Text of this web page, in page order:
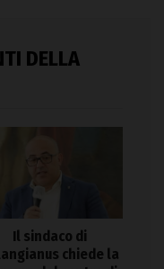
DELLA
Il sindaco di
chiede la